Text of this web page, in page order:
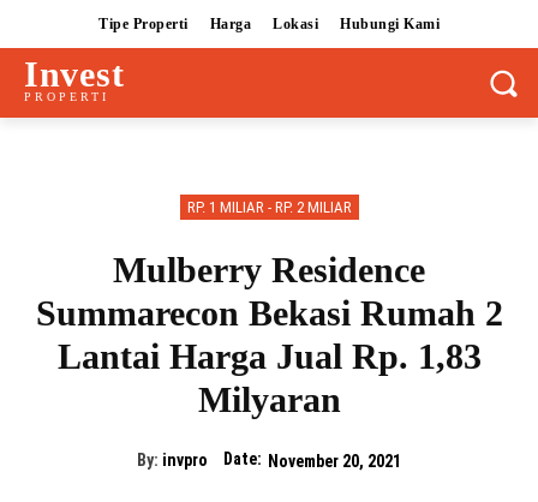
Tipe Properti Harga Lokasi Hubungi Kami
Invest
PROPERTI
RP. 1 MILIAR - RP. 2 MILIAR
Mulberry Residence
Summarecon Bekasi Rumah 2
Lantai Harga Jual Rp. 1,83
Milyaran
By: invpro Date: November 20, 2021